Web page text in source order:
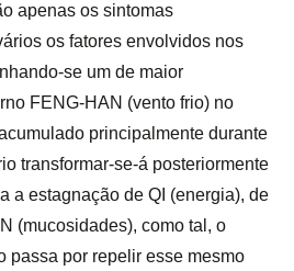
apenas os sintomas
os fatores envolvidos nos
se um de maior
FENG-HAN (vento frio) no
principalmente durante
transformar-se-á posteriormente
a estagnação de QI (energia), de
(mucosidades), como tal, o
passa por repelir esse mesmo